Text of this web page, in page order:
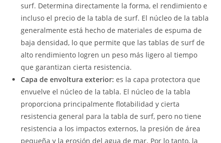
surf. Determina directamente la forma, el rendimiento e
incluso el precio de la tabla de surf. El núcleo de la tabla
generalmente está hecho de materiales de espuma de
baja densidad, lo que permite que las tablas de surf de
alto rendimiento logren un peso más ligero al tiempo
que garantizan cierta resistencia.
Capa de envoltura exterior: es la capa protectora que
envuelve el núcleo de la tabla. El núcleo de la tabla
proporciona principalmente flotabilidad y cierta
resistencia general para la tabla de surf, pero no tiene
resistencia a los impactos externos, la presión de área
pequeña y la erosión del agua de mar. Por lo tanto, la